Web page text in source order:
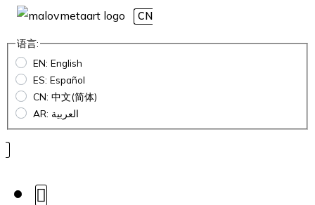
CN
语言:
EN: English
ES: Español
CN: 中文(简体)
AR: العربية